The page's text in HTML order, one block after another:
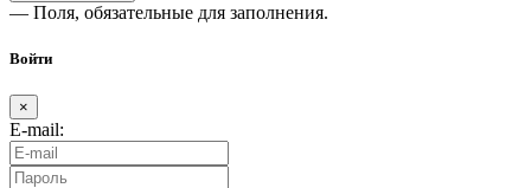
— Поля, обязательные для заполнения.
Войти
×
E-mail: